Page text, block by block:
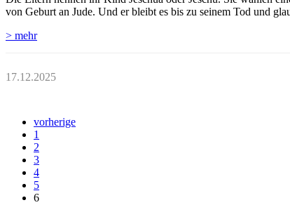
von Geburt an Jude. Und er bleibt es bis zu seinem Tod und
> mehr
17.12.2025
vorherige
1
2
3
4
5
6